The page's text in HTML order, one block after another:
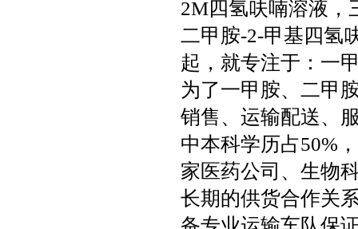
2M四氢呋喃溶液，
二甲胺-2-甲基四氢
起，就专注于：一
为了一甲胺、二甲
销售、运输配送、
中本科学历占50%
家医药公司、生物
长期的供货合作关